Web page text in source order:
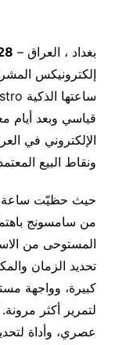
بغداد ، العراق –
إلكترونيكس
قياسي وبعد أيام
الإلكتروني في
ونقاط البيع
من سامسونج
المستوحى من
تحديد الزمان
كبيرة، وواجهة
لتمرير أكثر
عصري، وأداة